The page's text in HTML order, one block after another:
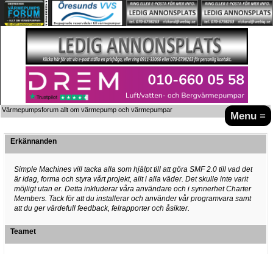
Menu ≡
Värmepumpsforum allt om värmepump och värmepumpar
Erkännanden
Simple Machines vill tacka alla som hjälpt till att göra SMF 2.0 till vad det
är idag, forma och styra vårt projekt, allt i alla väder. Det skulle inte varit
möjligt utan er. Detta inkluderar våra användare och i synnerhet Charter
Members. Tack för att du installerar och använder vår programvara samt
att du ger värdefull feedback, felrapporter och åsikter.
Teamet